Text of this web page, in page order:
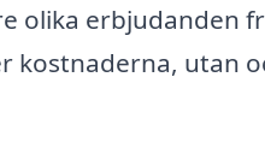
olika erbjudanden
kostnaderna, utan